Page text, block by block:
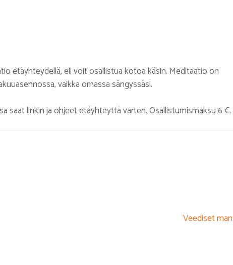
etäyhteydellä, eli voit osallistua kotoa käsin. Meditaatio on
vaikka omassa sängyssäsi.
saat linkin ja ohjeet etäyhteyttä varten. Osallistumismaksu 6 €.
Veediset